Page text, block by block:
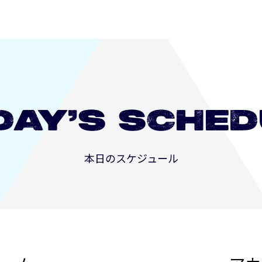
本日のスケジュール